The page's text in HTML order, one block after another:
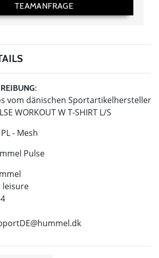
TEAMANFRAGE
vom dänischen Sportartikelhersteller
WORKOUT W T-SHIRT L/S
- Mesh
Pulse
leisure